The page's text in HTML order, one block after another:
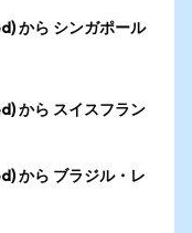
から シンガポール
から スイスフラン
から ブラジル・レ